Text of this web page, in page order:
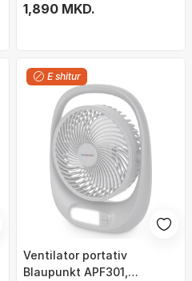
bardhë
1,890 MKD.
E shitur
Ventilator portativ
Blaupunkt APF301,